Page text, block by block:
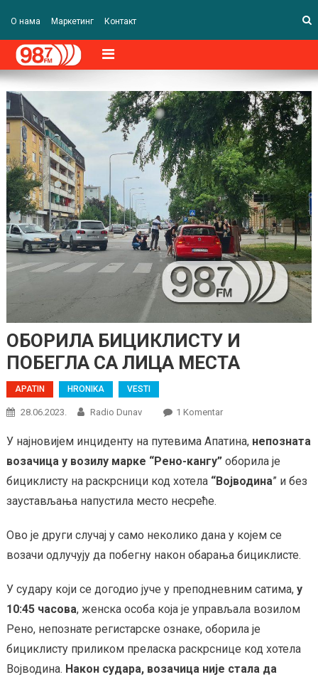
О нама Маркетинг Контакт
OБОРИЛА БИЦИКЛИСТУ И
ПОБЕГЛА СА ЛИЦА МЕСТА
APATIN HRONIKA VESTI
28.06.2023. Radio Dunav 1 KomentarNa
БИЦИКЛИСТУ
И
ПОБЕГЛА
У најновијем инциденту на путевима Апатина, непозната
возачица у возилу марке “Рено-кангу” оборила је
бициклисту на раскрсници код хотела“Војводина” и без
заустављања напустила место несреће.
Ово је други случај у само неколико дана у којем се
возачи одлучују да побегну након обарања бициклисте.
У судару који се догодио јуче у преподневним сатима, у
10:45 часова, женска особа која је управљала возилом
Рено, непознате регистарске ознаке, оборила је
бициклисту приликом преласка раскрснице код хотела
Војводина. Након судара, возачица није стала да